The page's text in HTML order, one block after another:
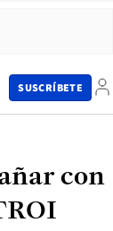
SUSCRÍBETE
con